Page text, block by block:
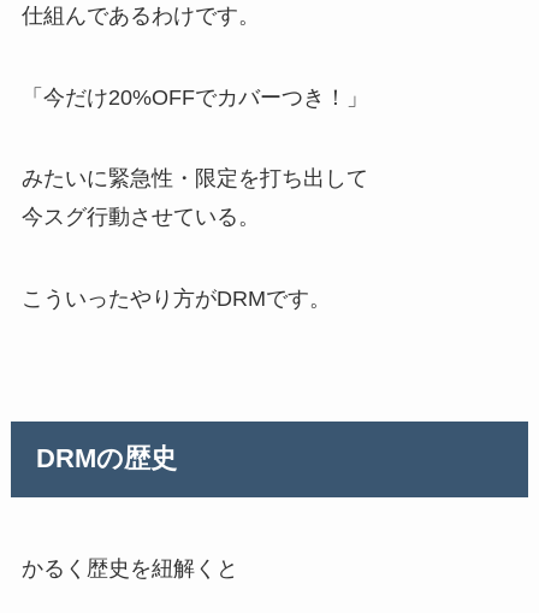
仕組んであるわけです。
「今だけ20%OFFでカバーつき！」
みたいに緊急性・限定を打ち出して
今スグ行動させている。
こういったやり方がDRMです。
DRMの歴史
かるく歴史を紐解くと